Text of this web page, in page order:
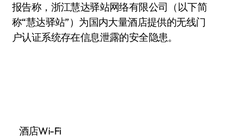
报告称，浙江慧达驿站网络有限公司（以下简
称“慧达驿站”）为国内大量酒店提供的无线门
户认证系统存在信息泄露的安全隐患。
酒店Wi-Fi